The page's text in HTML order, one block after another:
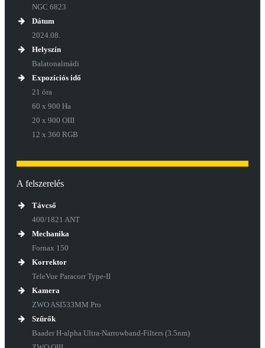
NGC 6823
Dátum
2024.08.
Helyszín
Balatonalmádi
Expozíciós idő
21 óra
60 x 900 Ha
20 x 900 OIII
12 x 360 RGB
A felszerelés
Távcső
400/1821 ANT
Mechanika
Fornax 150
Korrektor
TeleVue Paracorr Type-II
Kamera
ZWO ASI533MM Pro
Szűrők
Baader H-alpha Ultra-Narrowband-Filters (3.5nm)